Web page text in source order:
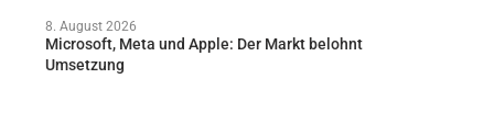
8. August 2026
Microsoft, Meta und Apple: Der Markt belohnt
Umsetzung